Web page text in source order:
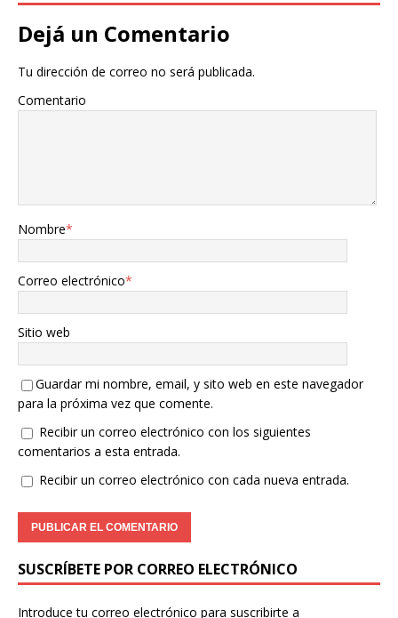
Dejá un Comentario
Tu dirección de correo no será publicada.
Comentario
Nombre*
Correo electrónico*
Sitio web
Guardar mi nombre, email, y sito web en este navegador
para la próxima vez que comente.
Recibir un correo electrónico con los siguientes
comentarios a esta entrada.
Recibir un correo electrónico con cada nueva entrada.
SUSCRÍBETE POR CORREO ELECTRÓNICO
Introduce tu correo electrónico para suscribirte a